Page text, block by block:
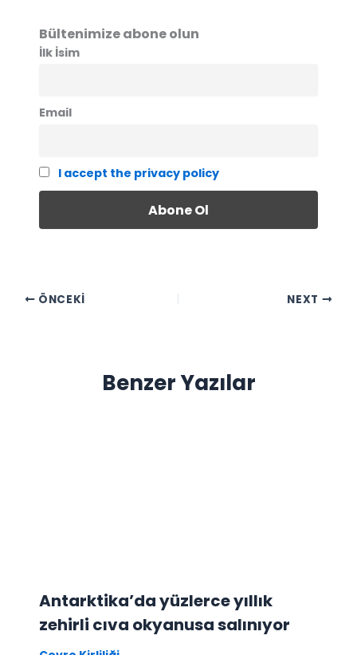
Bültenimize abone olun
İlk İsim
Email
I accept the privacy policy
ÖNCEKI NEXT
Benzer Yazılar
Antarktika’da yüzlerce yıllık
zehirli cıva okyanusa salınıyor